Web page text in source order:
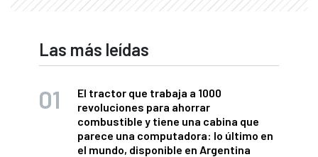
Las más leídas
El tractor que trabaja a 1000
revoluciones para ahorrar
combustible y tiene una cabina que
parece una computadora: lo último en
el mundo, disponible en Argentina